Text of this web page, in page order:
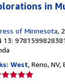
in
of Minnesota,
13:
West, Reno,